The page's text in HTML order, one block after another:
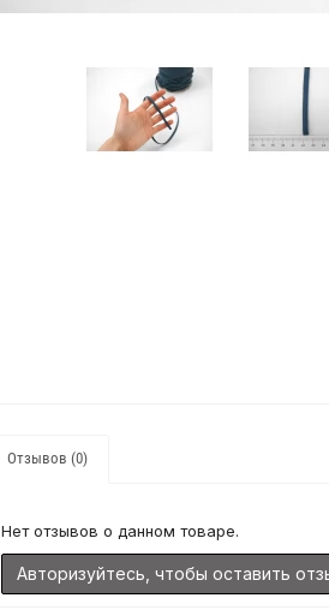
Отзывов (0)
Нет отзывов о данном товаре.
Авторизуйтесь, чтобы оставить